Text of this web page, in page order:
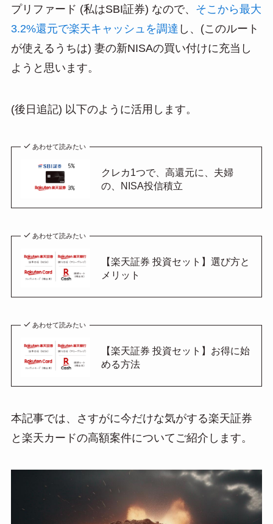
プリファード (私はSBI証券) なので、 そこから最大
3.2%還元で楽天キャッシュを調達 し、(このルート
が使えるうちは) 妻の新NISAの買い付けに充当し
ようと思います。
(後日追記) 以下のように活用します。
あわせて読みたい
クレカ1つで、高還元に、夫婦
の、NISA投信積立
あわせて読みたい
【楽天証券 投資セット】選び方と
メリット
あわせて読みたい
【楽天証券 投資セット】お得に始
める方法
本記事では、さすがに今だけな気がする楽天証券
と楽天カードの高額案件についてご紹介します。